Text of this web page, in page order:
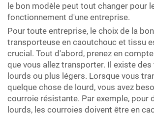
le bon modèle peut tout changer pour
fonctionnement d'une entreprise.
Pour toute entreprise, le choix de la
transporteuse en caoutchouc et tissu
crucial. Tout d'abord, prenez en
que vous allez transporter. Il existe
lourds ou plus légers. Lorsque vous
quelque chose de lourd, vous avez
courroie résistante. Par exemple, pour
lourds, les courroies doivent être en